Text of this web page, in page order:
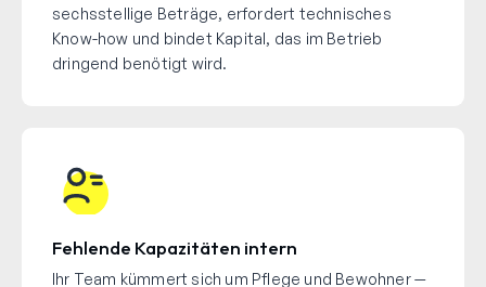
sechsstellige Beträge, erfordert technisches
Know-how und bindet Kapital, das im Betrieb
dringend benötigt wird.
Fehlende Kapazitäten intern
Ihr Team kümmert sich um Pflege und Bewohner —